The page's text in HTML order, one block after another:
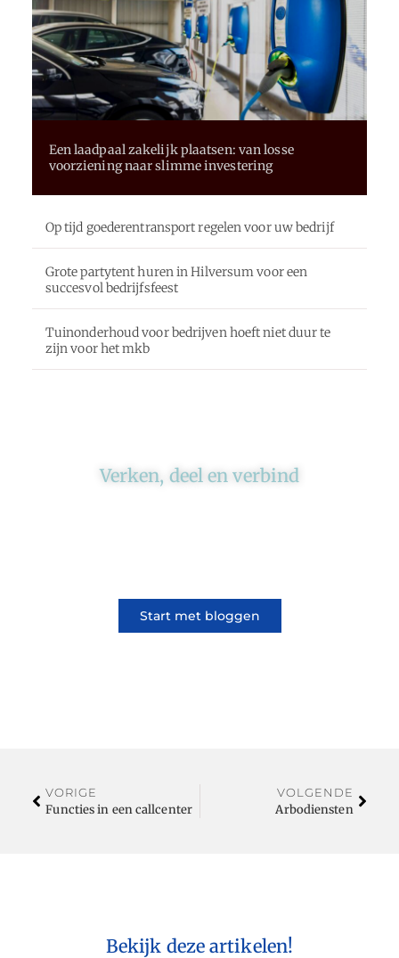
Een laadpaal zakelijk plaatsen: van losse
voorziening naar slimme investering
Op tijd goederentransport regelen voor uw bedrijf
Grote partytent huren in Hilversum voor een
succesvol bedrijfsfeest
Tuinonderhoud voor bedrijven hoeft niet duur te
zijn voor het mkb
Verken, deel en verbind
Start met bloggen
VORIGE
Functies in een callcenter
VOLGENDE
Arbodiensten
Bekijk deze artikelen!